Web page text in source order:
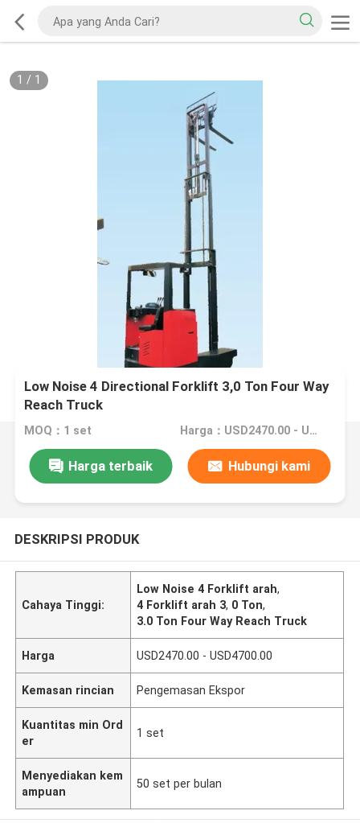
1 / 1
Low Noise 4 Directional Forklift 3,0 Ton Four Way
Reach Truck
MOQ：1 set Harga：USD2470.00 - USD4700.00
Harga terbaik Hubungi kami
DESKRIPSI PRODUK
Cahaya Tinggi:
Low Noise 4 Forklift arah,
4 Forklift arah 3, 0 Ton,
3.0 Ton Four Way Reach Truck
Harga USD2470.00 - USD4700.00
Kemasan rincian Pengemasan Ekspor
Kuantitas min Ord
er
1 set
Menyediakan kem
ampuan
50 set per bulan